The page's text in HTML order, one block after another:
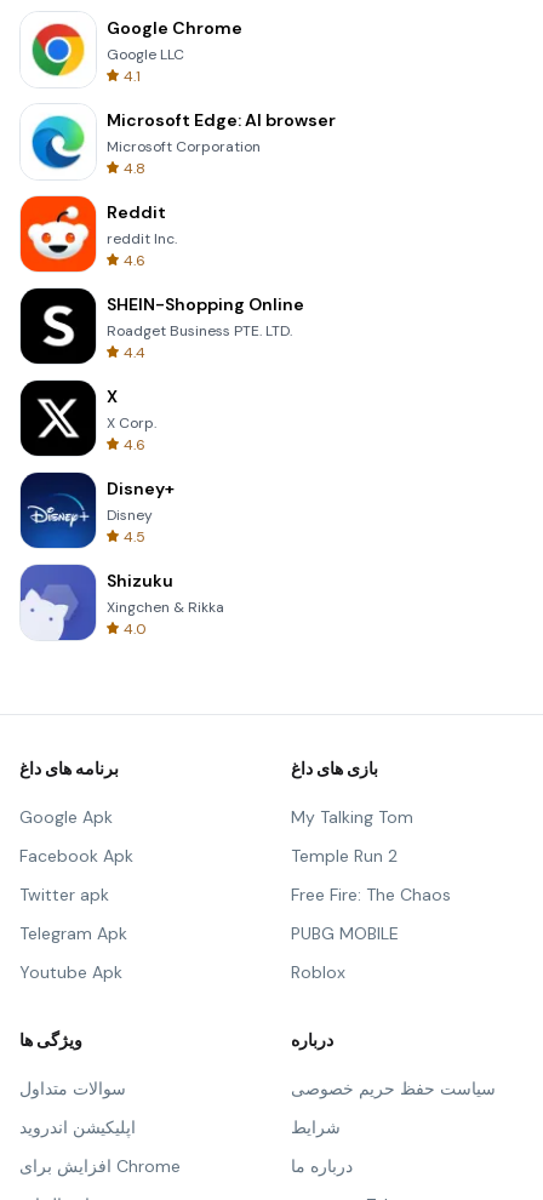
Google Chrome
Google LLC
4.1
Microsoft Edge: AI browser
Microsoft Corporation
4.8
Reddit
reddit Inc.
4.6
SHEIN-Shopping Online
Roadget Business PTE. LTD.
4.4
X
X Corp.
4.6
Disney+
Disney
4.5
Shizuku
Xingchen & Rikka
4.0
برنامه های داغ
Google Apk
Facebook Apk
Twitter apk
Telegram Apk
Youtube Apk
بازی های داغ
My Talking Tom
Temple Run 2
Free Fire: The Chaos
PUBG MOBILE
Roblox
ویژگی ها
سوالات متداول
اپلیکیشن اندروید
افزایش برای Chrome
درباره
سیاست حفظ حریم خصوصی
شرایط
درباره ما